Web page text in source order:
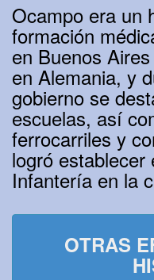
Ocampo era un
formación
en Buenos
en Alemania, y
gobierno se
escuelas, así
ferrocarriles y
logró establecer
Infantería en la
OTRAS